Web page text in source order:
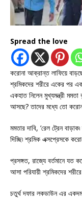
Spread the love
করোনা আক্রান্ত লাফিয়ে বাড়ছে
শ্রমিকদের শরীরে একের পর
একহাত নিলেন মুখ্যমন্ত্রী মমতা
আসছে? তাদের মধ্যে তো
মমতার দাবি, ‘রেল ট্রেন
দিচ্ছি৷ শ্রমিক এক্সপ্রেসকে
প্রসঙ্গত, রাজ্যে বর্তমানে যত
আসা পরিযায়ী শ্রমিকদের
চতুর্থ দফার লকডাউন এর